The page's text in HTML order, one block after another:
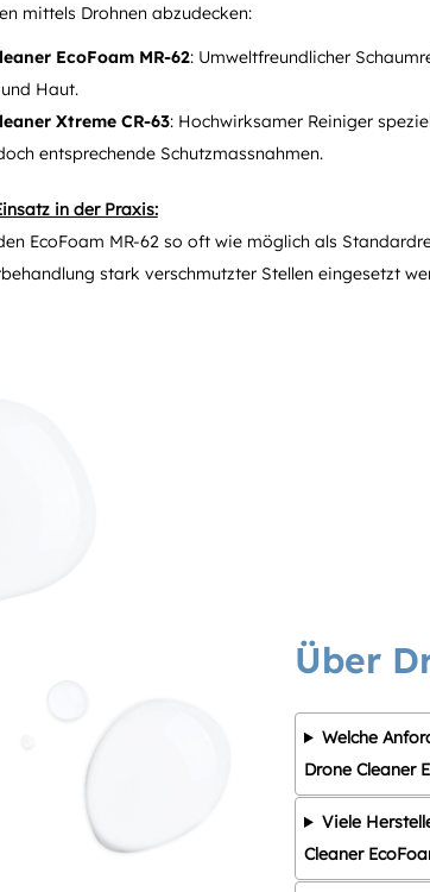
mittels Drohnen abzudecken:
EcoFoam MR-62: Umweltfreundlicher
Haut.
Xtreme CR-63: Hochwirksamer Reiniger
entsprechende Schutzmassnahmen.
in der Praxis:
EcoFoam MR-62 so oft wie möglich als
stark verschmutzter Stellen eingesetzt
Über
Welche
Drone Cleaner
Viele
Cleaner